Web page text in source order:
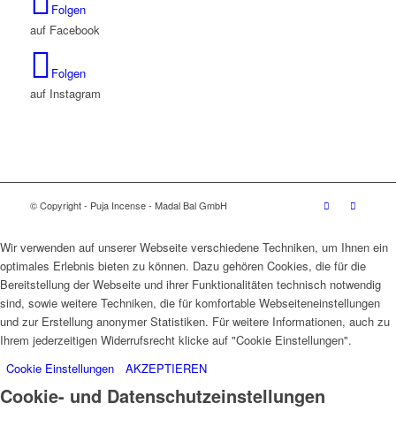
Folgen
auf Facebook
Folgen
auf Instagram
© Copyright - Puja Incense - Madal Bal GmbH
Wir verwenden auf unserer Webseite verschiedene Techniken, um Ihnen ein
optimales Erlebnis bieten zu können. Dazu gehören Cookies, die für die
Bereitstellung der Webseite und ihrer Funktionalitäten technisch notwendig
sind, sowie weitere Techniken, die für komfortable Webseiteneinstellungen
und zur Erstellung anonymer Statistiken. Für weitere Informationen, auch zu
Ihrem jederzeitigen Widerrufsrecht klicke auf "Cookie Einstellungen".
Cookie Einstellungen
AKZEPTIEREN
Cookie- und Datenschutzeinstellungen